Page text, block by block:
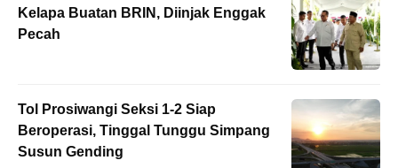
Kelapa Buatan BRIN, Diinjak Enggak
Pecah
Tol Prosiwangi Seksi 1-2 Siap
Beroperasi, Tinggal Tunggu Simpang
Susun Gending